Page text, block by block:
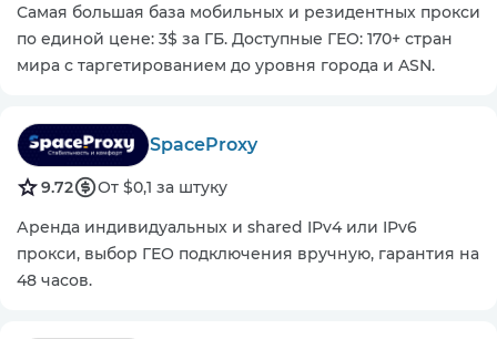
Самая большая база мобильных и резидентных прокси
по единой цене: 3$ за ГБ. Доступные ГЕО: 170+ стран
мира с таргетированием до уровня города и ASN.
SpaceProxy
9.72
От $0,1 за штуку
Аренда индивидуальных и shared IPv4 или IPv6
прокси, выбор ГЕО подключения вручную, гарантия на
48 часов.